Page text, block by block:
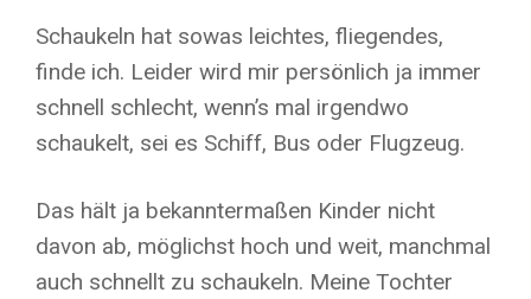
Schaukeln hat sowas leichtes, fliegendes,
finde ich. Leider wird mir persönlich ja immer
schnell schlecht, wenn’s mal irgendwo
schaukelt, sei es Schiff, Bus oder Flugzeug.
Das hält ja bekanntermaßen Kinder nicht
davon ab, möglichst hoch und weit, manchmal
auch schnellt zu schaukeln. Meine Tochter